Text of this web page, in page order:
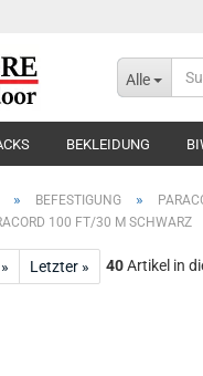
Alle
BEKLEIDUNG
» BEFESTIGUNG »
100 FT/30 M SCHWARZ
Letzter » 40Artikel in